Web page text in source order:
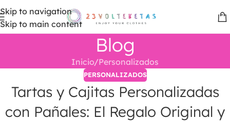
Skip to navigation
Skip to main content
Blog
Inicio Personalizados
PERSONALIZADOS
Tartas y Cajitas Personalizadas
con Pañales: El Regalo Original y